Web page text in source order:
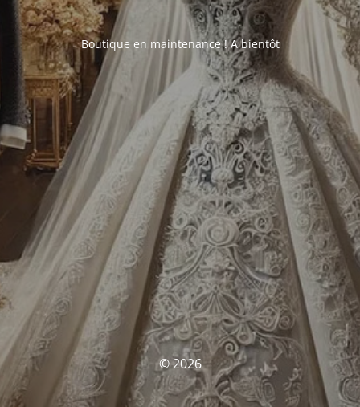
Boutique en maintenance ! A bientôt
© 2026